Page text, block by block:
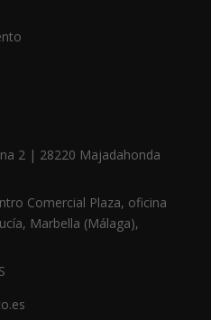
2 | 28220 Majadahonda
Comercial Plaza, oficina
Marbella (Málaga),